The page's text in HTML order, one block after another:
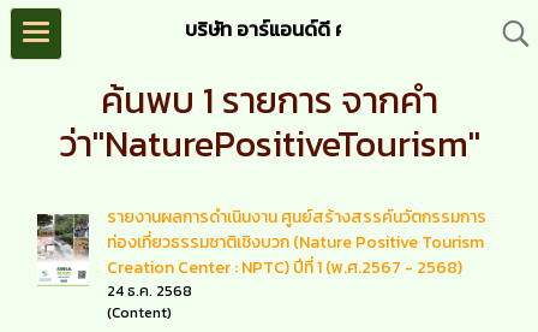
บริษัท อาร์แอนด์ดี ครีเอชั่น จำกัด (R&D
ค้นพบ 1 รายการ จากคำ
ว่า"NaturePositiveTourism"
รายงานผลการดำเนินงาน ศูนย์สร้างสรรค์นวัตกรรมการ
ท่องเที่ยวธรรมชาติเชิงบวก (Nature Positive Tourism
Creation Center : NPTC) ปีที่ 1 (พ.ศ.2567 - 2568)
24 ธ.ค. 2568
(Content)